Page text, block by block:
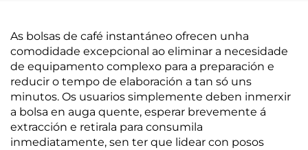
As bolsas de café instantáneo ofrecen unha
comodidade excepcional ao eliminar a necesidade
de equipamento complexo para a preparación e
reducir o tempo de elaboración a tan só uns
minutos. Os usuarios simplemente deben inmerxir
a bolsa en auga quente, esperar brevemente á
extracción e retirala para consumila
inmediatamente, sen ter que lidear con posos